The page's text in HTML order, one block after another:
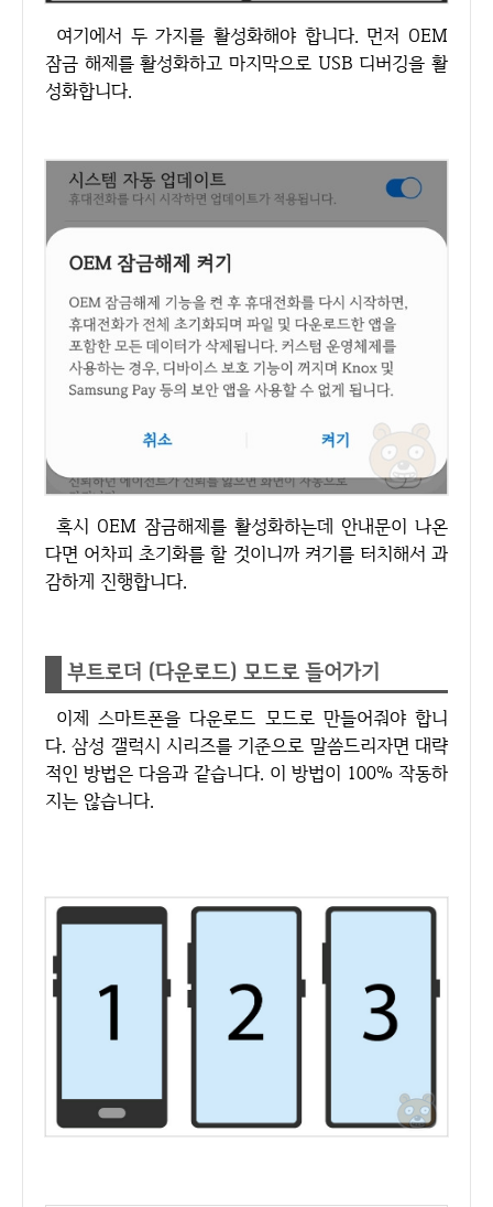
여기에서 두 가지를 활성화해야 합니다. 먼저 OEM
잠금 해제를 활성화하고 마지막으로 USB 디버깅을 활
성화합니다.
혹시 OEM 잠금해제를 활성화하는데 안내문이 나온
다면 어차피 초기화를 할 것이니까 켜기를 터치해서 과
감하게 진행합니다.
부트로더 (다운로드) 모드로 들어가기
이제 스마트폰을 다운로드 모드로 만들어줘야 합니
다. 삼성 갤럭시 시리즈를 기준으로 말씀드리자면 대략
적인 방법은 다음과 같습니다. 이 방법이 100% 작동하
지는 않습니다.